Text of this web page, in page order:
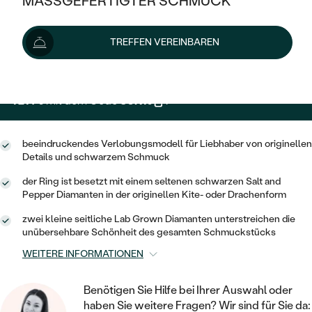
KLASSISCH
MEMOIRE
V-FORM
VINTAGE
AUSSERGEWÖHNLICHE
GEHÄMMERTE
VON HAND GRAVIERTE
MIT MEHREREN DIAMANTEN
HALO
VINTAGE
IM SET
AUSSERGEWÖHNLICH
GESTALTE EINEN RING
WÄHLE EINEN RING
DIAMANTEN ZUM EINFASSEN
AUSVERKAUF
WENN SCHMUCK HILFT
NACH TYP
ANHÄNGER / KETTEN
ARMBÄNDER
HERRENSCHMUCK
PLATIN
OHRSTECKER
CREOLEN
MINIMALISTISCHE
OHRHÄNGER
SOLITÄR
HERZ
GOLD
SILBER
ZUR GEBURT EINES KINDES
PERSONALISIERT
MINIMALISTISCH
AUSVERKAUF
GOLD
SILBER
NACH STYL
MEMOIRE
TREFFEN VEREINBAREN
1 349 €
Wir liefern den Schmuck innerhalb von 3 - 4 Wochen.
Lieferoptionen
1 214 €mit dem CodeSUN10 .
beeindruckendes Verlobungsmodell für Liebhaber von originellen
Details und schwarzem Schmuck
der Ring ist besetzt mit einem seltenen schwarzen Salt and
Pepper Diamanten in der originellen Kite- oder Drachenform
zwei kleine seitliche Lab Grown Diamanten unterstreichen die
unübersehbare Schönheit des gesamten Schmuckstücks
WEITERE INFORMATIONEN
Benötigen Sie Hilfe bei Ihrer Auswahl oder
haben Sie weitere Fragen? Wir sind für Sie da: